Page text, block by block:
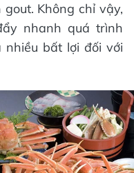
Không chỉ vậy,
nhanh quá trình
bất lợi đối với